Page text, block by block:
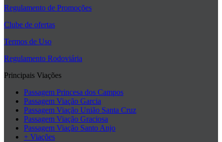
Regulamento de Promoções
Clube de ofertas
Termos de Uso
Regulamento Rodoviária
Principais Viações
Passagem Princesa dos Campos
Passagem Viação Garcia
Passagem Viação União Santa Cruz
Passagem Viação Graciosa
Passagem Viação Santo Anjo
+ Viações